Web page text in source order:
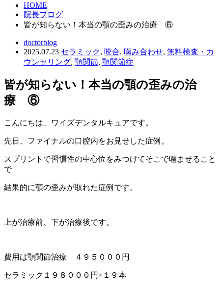
HOME
院長ブログ
皆が知らない！本当の顎の歪みの治療 ⑥
doctorblog
2025.07.23 セラミック, 咬合, 噛み合わせ, 無料検査・カ
ウンセリング, 顎関節, 顎関節症
皆が知らない！本当の顎の歪みの治
療 ⑥
こんにちは、ワイズデンタルキュアです。
先日、ファイナルの口腔内をお見せした症例。
スプリントで習慣性の中心位をみつけてそこで噛ませること
で
結果的に顎の歪みが取れた症例です。
上が治療前、下が治療後です。
費用は顎関節治療 ４９５０００円
セラミック１９８０００円×１９本